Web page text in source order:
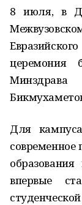
8 июля, в
церемония
Для
современное
впервые